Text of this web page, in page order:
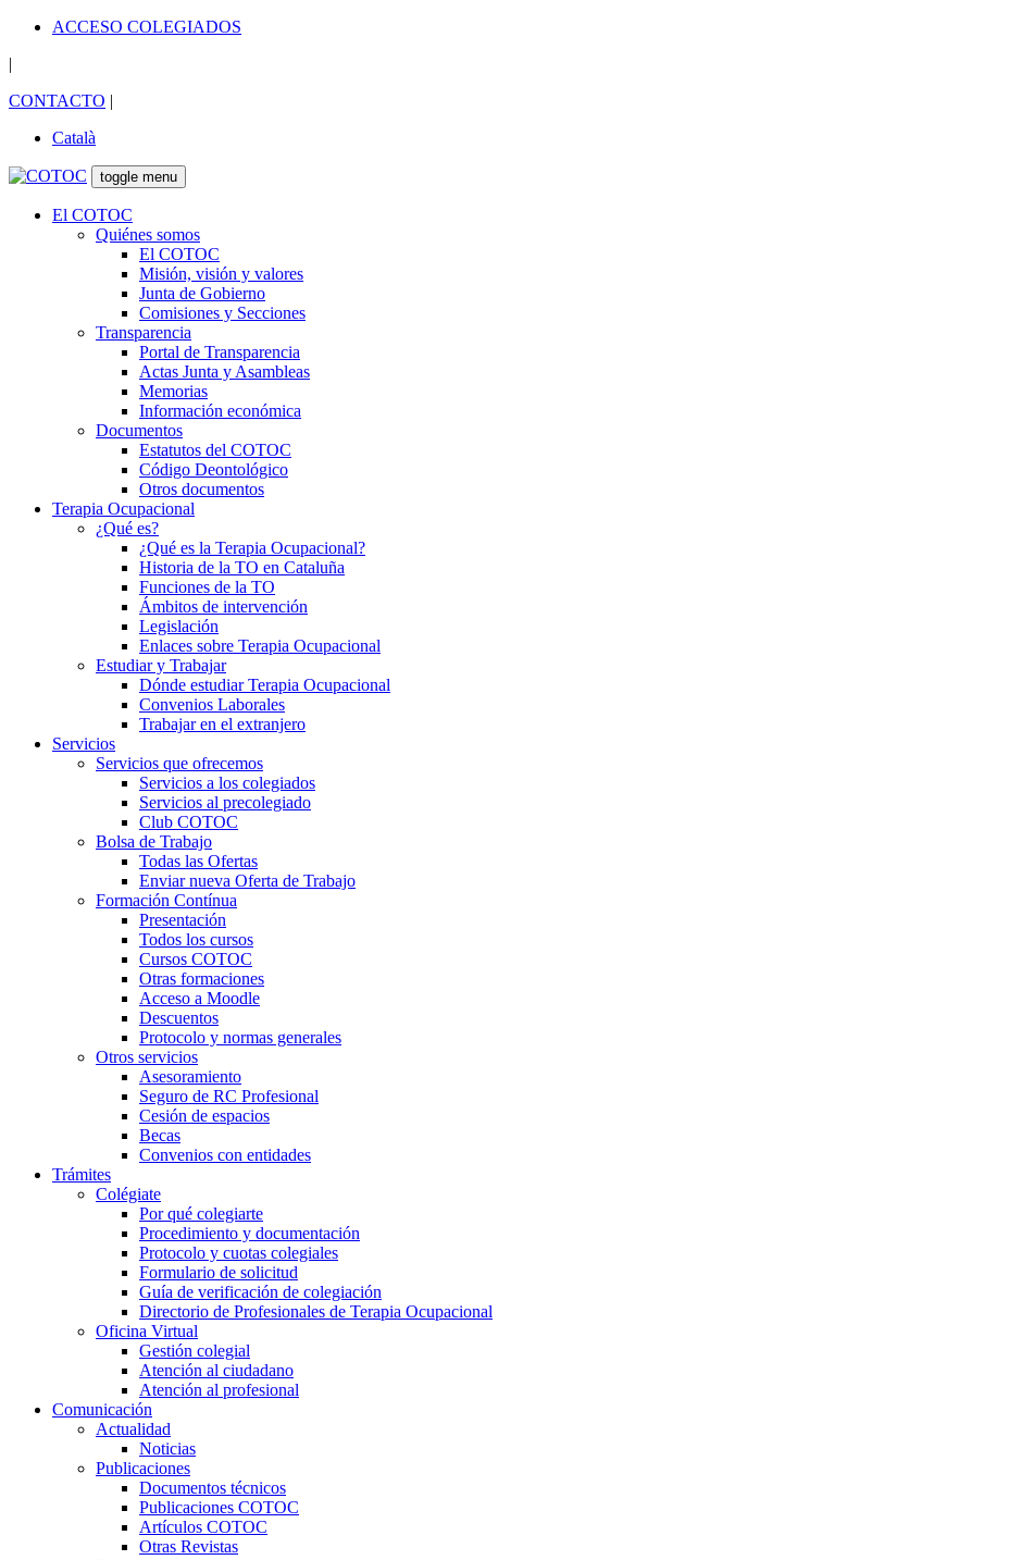
ACCESO COLEGIADOS
|
CONTACTO |
Català
toggle menu
El COTOC
Quiénes somos
El COTOC
Misión, visión y valores
Junta de Gobierno
Comisiones y Secciones
Transparencia
Portal de Transparencia
Actas Junta y Asambleas
Memorias
Información económica
Documentos
Estatutos del COTOC
Código Deontológico
Otros documentos
Terapia Ocupacional
¿Qué es?
¿Qué es la Terapia Ocupacional?
Historia de la TO en Cataluña
Funciones de la TO
Ámbitos de intervención
Legislación
Enlaces sobre Terapia Ocupacional
Estudiar y Trabajar
Dónde estudiar Terapia Ocupacional
Convenios Laborales
Trabajar en el extranjero
Servicios
Servicios que ofrecemos
Servicios a los colegiados
Servicios al precolegiado
Club COTOC
Bolsa de Trabajo
Todas las Ofertas
Enviar nueva Oferta de Trabajo
Formación Contínua
Presentación
Todos los cursos
Cursos COTOC
Otras formaciones
Acceso a Moodle
Descuentos
Protocolo y normas generales
Otros servicios
Asesoramiento
Seguro de RC Profesional
Cesión de espacios
Becas
Convenios con entidades
Trámites
Colégiate
Por qué colegiarte
Procedimiento y documentación
Protocolo y cuotas colegiales
Formulario de solicitud
Guía de verificación de colegiación
Directorio de Profesionales de Terapia Ocupacional
Oficina Virtual
Gestión colegial
Atención al ciudadano
Atención al profesional
Comunicación
Actualidad
Noticias
Publicaciones
Documentos técnicos
Publicaciones COTOC
Artículos COTOC
Otras Revistas